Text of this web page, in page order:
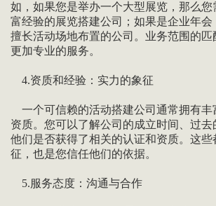
如，如果您是举办一个大型展览，那么
富经验的展览搭建公司；如果是企业年会
擅长活动场地布置的公司。业务范围的匹
更加专业的服务。
4.资质和经验：实力的象征
一个可信赖的活动搭建公司通常拥有丰
资质。您可以了解公司的成立时间、过去
他们是否获得了相关的认证和资质。这些
征，也是您信任他们的依据。
5.服务态度：沟通与合作